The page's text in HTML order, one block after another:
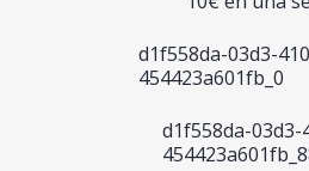
d1f558da-03d3-
454423a601fb_0
d1f558da-03d3-